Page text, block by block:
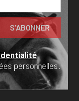
personnelles.